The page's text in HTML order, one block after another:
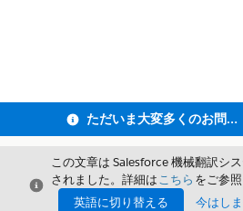
ただいま大変多くのお問い合わせをいただいており、ご連絡までにお時間を頂戴しております
閉じる
この文章は Salesforce 機械翻訳シ
されました。詳細はこちら をご参照
英語に切り替える
今はし